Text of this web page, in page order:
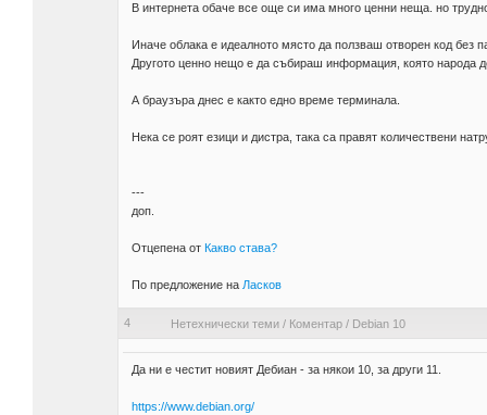
В интернета обаче все още си има много ценни неща. но
Иначе облака е идеалното място да ползваш отворен код без
Другото ценно нещо е да събираш информация, която народа
А браузъра днес е както едно време терминала.
Нека се роят езици и дистра, така са правят количествени
---
доп.
Отцепена от Какво става?
По предложение на Ласков
4 Нетехнически теми/ Коментар/ Debian 10
Да ни е честит новият Дебиан - за някои 10, за други 11.
https://www.debian.org/